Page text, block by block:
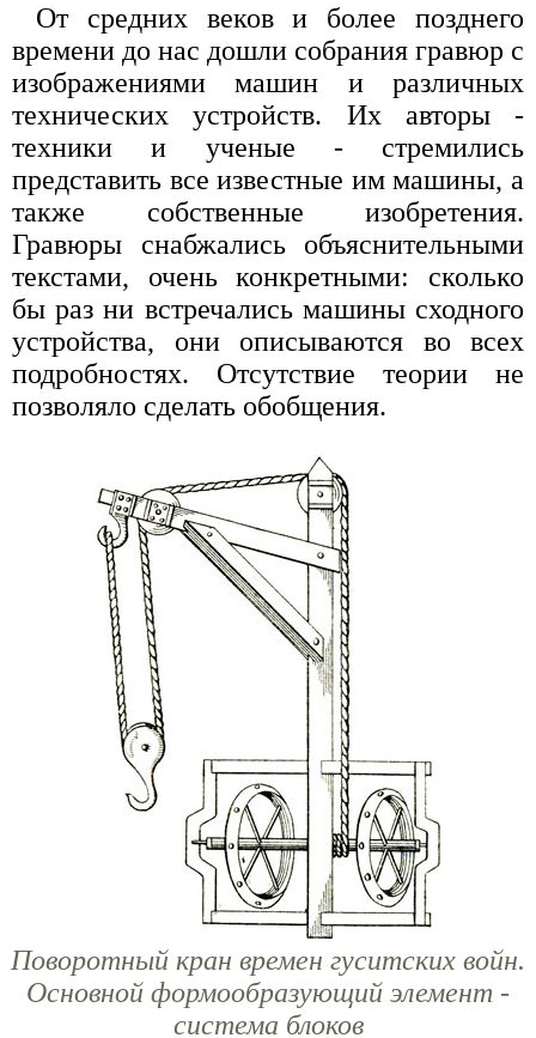
От средних веков и более позднего
времени до нас дошли собрания гравюр с
изображениями машин и различных
технических устройств. Их авторы -
техники и ученые - стремились
представить все известные им машины, а
также собственные изобретения.
Гравюры снабжались объяснительными
текстами, очень конкретными: сколько
бы раз ни встречались машины сходного
устройства, они описываются во всех
подробностях. Отсутствие теории не
позволяло сделать обобщения.
Поворотный кран времен гуситских войн.
Основной формообразующий элемент -
система блоков